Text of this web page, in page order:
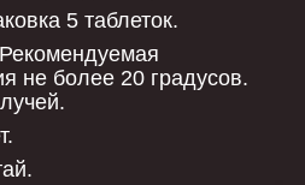
5 таблеток.
Рекомендуемая
не более 20 градусов.